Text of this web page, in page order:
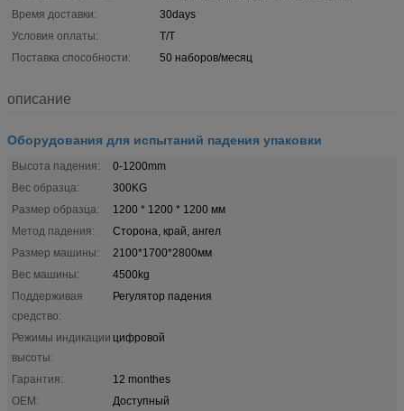
Время доставки:
30days
Условия оплаты:
T/T
Поставка способности:
50 наборов/месяц
описание
Оборудования для испытаний падения упаковки
Высота падения:
0-1200mm
Вес образца:
300KG
Размер образца:
1200 * 1200 * 1200 мм
Метод падения:
Сторона, край, ангел
Размер машины:
2100*1700*2800мм
Вес машины:
4500kg
Поддерживая
средство:
Регулятор падения
Режимы индикации
высоты:
цифровой
Гарантия:
12 monthes
OEM:
Доступный